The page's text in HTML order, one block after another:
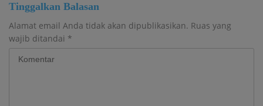
Tinggalkan Balasan
Alamat email Anda tidak akan dipublikasikan. Ruas yang
wajib ditandai *